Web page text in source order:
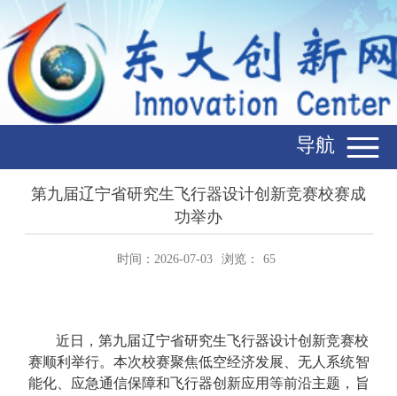
导航
第九届辽宁省研究生飞行器设计创新竞赛校赛成
功举办
时间：2026-07-03 浏览： 65
近日，第九届辽宁省研究生飞行器设计创新竞赛校
赛顺利举行。本次校赛聚焦低空经济发展、无人系统智
能化、应急通信保障和飞行器创新应用等前沿主题，旨